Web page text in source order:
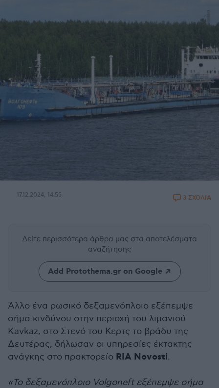
17.12.2024, 14:55 3 ΣΧΟΛΙΑ
Δείτε περισσότερα άρθρα μας στα αποτελέσματα
αναζήτησης
Add Protothema.gr on Google
Άλλο ένα ρωσικό δεξαμενόπλοιο εξέπεμψε
σήμα κινδύνου στην περιοχή του λιμανιού
Kavkaz, στο Στενό του Κερτς το βράδυ της
Δευτέρας, δήλωσαν οι υπηρεσίες έκτακτης
ανάγκης στο πρακτορείο RIA Novosti.
«Το δεξαμενόπλοιο Volgoneft εξέπεμψε σήμα